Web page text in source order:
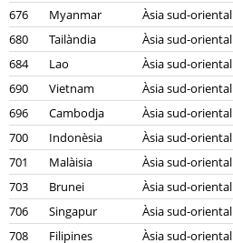
676
Myanmar Àsia sud-oriental
680
Tailàndia Àsia sud-oriental
684
Lao Àsia sud-oriental
690
Vietnam Àsia sud-oriental
696
Cambodja Àsia sud-oriental
700
Indonèsia Àsia sud-oriental
701
Malàisia Àsia sud-oriental
703
Brunei Àsia sud-oriental
706
Singapur Àsia sud-oriental
708
Filipines Àsia sud-oriental